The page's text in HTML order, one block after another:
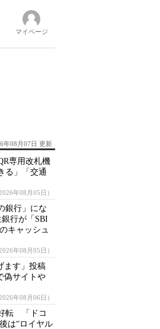
マイページ
年08月07日 更新
専用改札機
る」「交通
2026年08月05日）
銀行」にな
行が「SBI
キャッシュ
2026年08月05日）
ます」投稿
偽サイトや
2026年08月06日）
転 「ドコ
は“ロイヤル